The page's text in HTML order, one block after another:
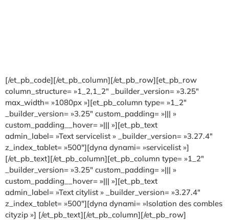
[/et_pb_code][/et_pb_column][/et_pb_row][et_pb_row
column_structure= »1_2,1_2″ _builder_version= »3.25″
max_width= »1080px »][et_pb_column type= »1_2″
_builder_version= »3.25″ custom_padding= »||| »
custom_padding__hover= »||| »][et_pb_text
admin_label= »Text servicelist » _builder_version= »3.27.4″
z_index_tablet= »500″][dyna dynami= »servicelist »]
[/et_pb_text][/et_pb_column][et_pb_column type= »1_2″
_builder_version= »3.25″ custom_padding= »||| »
custom_padding__hover= »||| »][et_pb_text
admin_label= »Text citylist » _builder_version= »3.27.4″
z_index_tablet= »500″][dyna dynami= »Isolation des combles
cityzip »] [/et_pb_text][/et_pb_column][/et_pb_row]